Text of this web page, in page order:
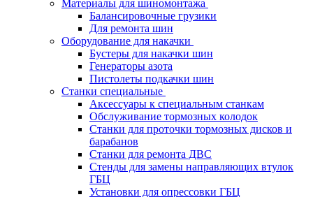
Материалы для шиномонтажа
Балансировочные грузики
Для ремонта шин
Оборудование для накачки
Бустеры для накачки шин
Генераторы азота
Пистолеты подкачки шин
Станки специальные
Аксессуары к специальным станкам
Обслуживание тормозных колодок
Станки для проточки тормозных дисков и
барабанов
Станки для ремонта ДВС
Стенды для замены направляющих втулок
ГБЦ
Установки для опрессовки ГБЦ